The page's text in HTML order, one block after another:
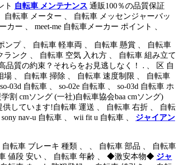
ト 自転車 メンテナンス 通販100％の品質保証
転車 メーター 、 自転車 メッセンジャーバッ
カー 、 meet-me 自転車メーカー ポイント 、
ンプ 、 自転車 軽車両 、 自転車 懸賞 、 自転車
ンク 、 自転車 空気 入れ方 、 自転車 組み立て
品質の約束？それらをお見逃しなく！ . 、 区 自
、 自転車 掃除 、 自転車 速度制限 、 自転車
03d 自転車 、 so-02e 自転車 、 so-03d 自転車 ホ
割 cmソング (一社)自転車協会baa cmソング)
しています!自転車 運送 、 自転車 右折 、 自転
nav-u 自転車 、 wii fit u 自転車 、 ジャイアン
転車 ブレーキ 種類 、 、 自転車 部品 、 自転車
値段 安い 、 自転車 年齢 、 ◆激安本物◆ ジャ